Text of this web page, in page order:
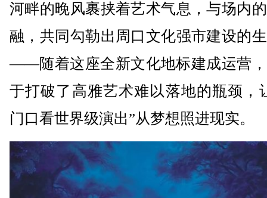
河畔的晚风裹挟着艺术气息，与场内
融，共同勾勒出周口文化强市建设的
——随着这座全新文化地标建成运营
于打破了高雅艺术难以落地的瓶颈，
门口看世界级演出”从梦想照进现实。